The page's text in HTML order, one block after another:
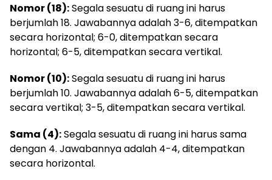
Nomor (18):Segala sesuatu di ruang ini harus
berjumlah 18. Jawabannya adalah 3-6, ditempatkan
secara horizontal; 6-0, ditempatkan secara
horizontal; 6-5, ditempatkan secara vertikal.
Nomor (10):Segala sesuatu di ruang ini harus
berjumlah 10. Jawabannya adalah 6-5, ditempatkan
secara vertikal; 3-5, ditempatkan secara vertikal.
Sama (4):Segala sesuatu di ruang ini harus sama
dengan 4. Jawabannya adalah 4-4, ditempatkan
secara horizontal.